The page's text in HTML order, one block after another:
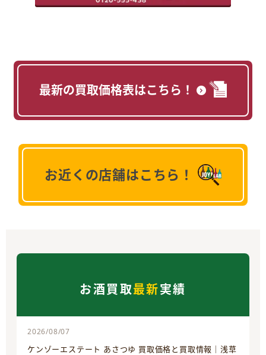
最新の買取価格表はこちら！
お近くの店舗はこちら！
お酒買取最新実績
2026/08/07
ケンゾーエステート あさつゆ 買取価格と買取情報｜浅草